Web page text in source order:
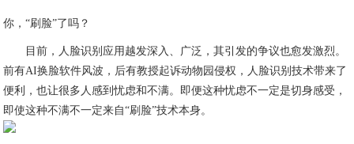
你，“刷脸”了吗？
目前，人脸识别应用越发深入、广泛，其引发的争议也愈发激烈。
前有AI换脸软件风波，后有教授起诉动物园侵权，人脸识别技术带来了
便利，也让很多人感到忧虑和不满。即便这种忧虑不一定是切身感受，
即使这种不满不一定来自“刷脸”技术本身。